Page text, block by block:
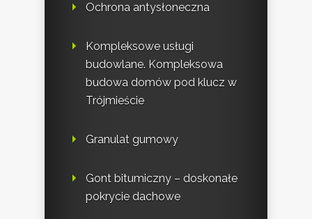
Ochrona antysłoneczna
Kompleksowe usługi
budowlane. Kompleksowa
budowa domów pod klucz w
Trójmieście
Granulat gumowy
Gont bitumiczny – doskonałe
pokrycie dachowe